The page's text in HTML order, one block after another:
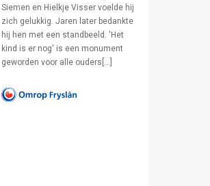
Siemen en Hielkje Visser voelde hij
zich gelukkig. Jaren later bedankte
hij hen met een standbeeld. 'Het
kind is er nog' is een monument
geworden voor alle ouders[…]